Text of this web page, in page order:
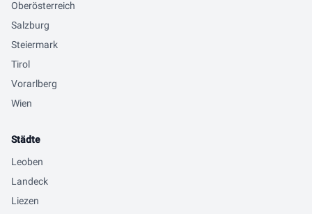
Oberösterreich
Salzburg
Steiermark
Tirol
Vorarlberg
Wien
Städte
Leoben
Landeck
Liezen